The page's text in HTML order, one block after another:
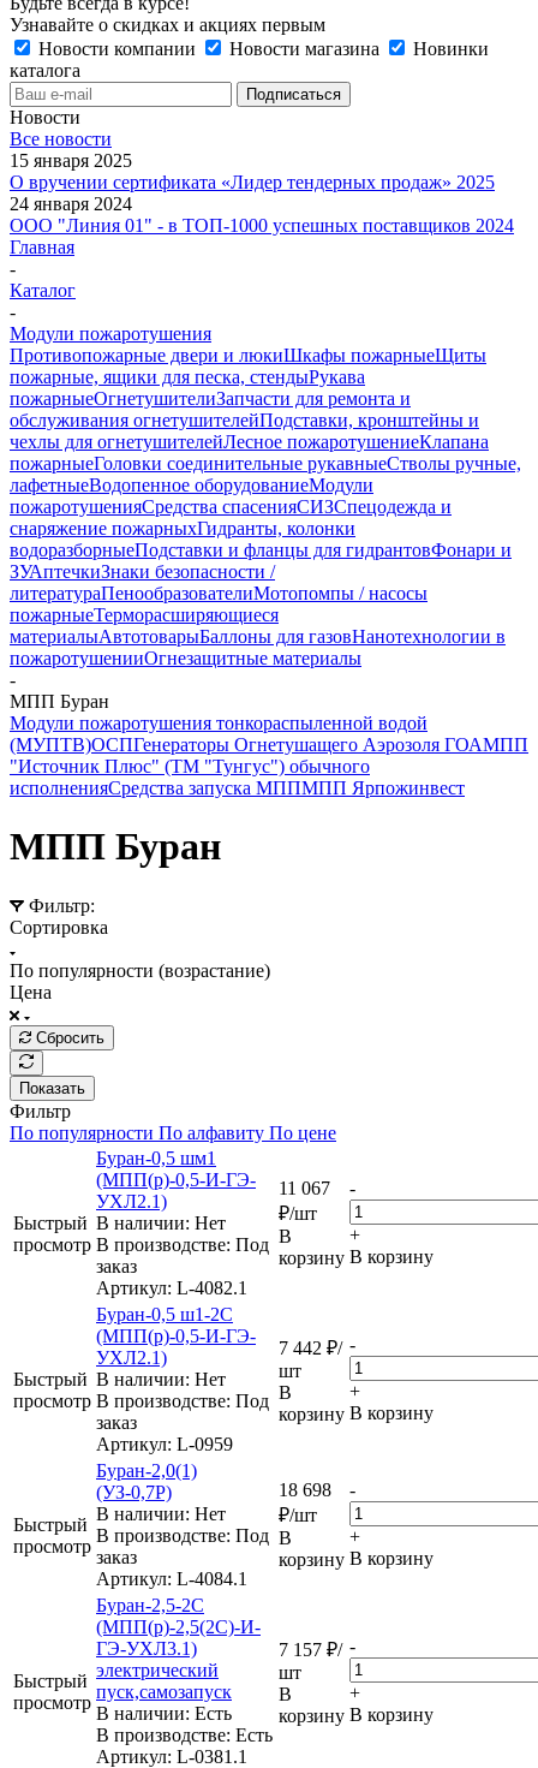
Узнавайте о скидках и акциях первым
Новости компании
Новости магазина
Новинки
каталога
Новости
Все новости
15 января 2025
О вручении сертификата «Лидер тендерных продаж» 2025
24 января 2024
ООО "Линия 01" - в ТОП-1000 успешных поставщиков 2024
Главная
-
Каталог
-
Модули пожаротушения
Противопожарные двери и люкиШкафы пожарныеЩиты
пожарные, ящики для песка, стендыРукава
пожарныеОгнетушителиЗапчасти для ремонта и
обслуживания огнетушителейПодставки, кронштейны и
чехлы для огнетушителейЛесное пожаротушениеКлапана
пожарныеГоловки соединительные рукавныеСтволы ручные,
лафетныеВодопенное оборудованиеМодули
пожаротушенияСредства спасенияСИЗСпецодежда и
снаряжение пожарныхГидранты, колонки
водоразборныеПодставки и фланцы для гидрантовФонари и
ЗУАптечкиЗнаки безопасности /
литератураПенообразователиМотопомпы / насосы
пожарныеТерморасширяющиеся
материалыАвтотоварыБаллоны для газовНанотехнологии в
пожаротушенииОгнезащитные материалы
-
МПП Буран
Модули пожаротушения тонкораспыленной водой
(МУПТВ)ОСПГенераторы Огнетушащего Аэрозоля ГОАМПП
"Источник Плюс" (ТМ "Тунгус") обычного
исполненияСредства запуска МППМПП Ярпожинвест
МПП Буран
Фильтр:
Сортировка
По популярности (возрастание)
Цена
Сбросить
Показать
Фильтр
По популярности По алфавиту По цене
Быстрый
просмотр
Буран-0,5 шм1
(МПП(р)-0,5-И-ГЭ-
УХЛ2.1)
В наличии: Нет
В производстве: Под
заказ
Артикул: L-4082.1
11 067
₽/шт
В
корзину
-
+
В корзину
Быстрый
просмотр
Буран-0,5 ш1-2С
(МПП(р)-0,5-И-ГЭ-
УХЛ2.1)
В наличии: Нет
В производстве: Под
заказ
Артикул: L-0959
7 442 ₽/
шт
В
корзину
-
+
В корзину
Быстрый
просмотр
Буран-2,0(1)
(УЗ-0,7Р)
В наличии: Нет
В производстве: Под
заказ
Артикул: L-4084.1
18 698
₽/шт
В
корзину
-
+
В корзину
Быстрый
просмотр
Буран-2,5-2С
(МПП(р)-2,5(2С)-И-
ГЭ-УХЛ3.1)
электрический
пуск,самозапуск
В наличии: Eсть
В производстве: Есть
Артикул: L-0381.1
7 157 ₽/
шт
В
корзину
-
+
В корзину